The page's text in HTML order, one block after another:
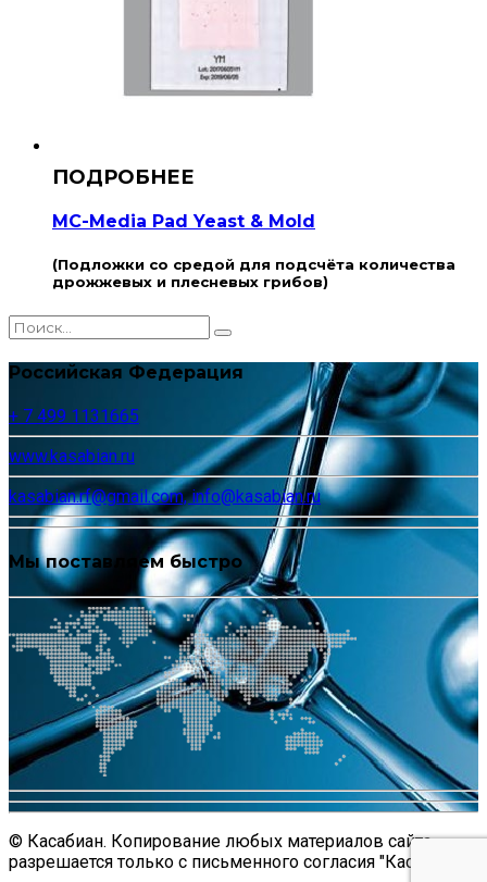
MC-Media Pad Yeast & Mold
(Подложки со средой для подсчёта количества
дрожжевых и плесневых грибов)
Российская Федерация
+ 7 499 1131665
www.kasabian.ru
kasabian.rf@gmail.com, info@kasabian.ru
Мы поставляем быстро
© Касабиан. Копирование любых материалов сайта
разрешается только с письменного согласия "Касабиан".